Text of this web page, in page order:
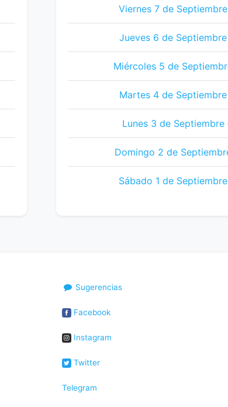
Viernes 7 de
Jueves 6 de
Miércoles 5 de
Martes 4 de
Lunes 3 de Septiembre
Domingo 2 de
Sábado 1 de
Sugerencias
Facebook
Instagram
Twitter
Telegram